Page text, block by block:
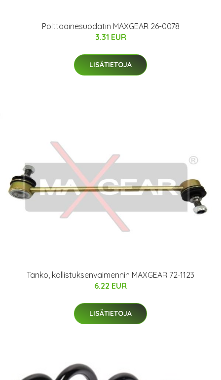
Polttoainesuodatin MAXGEAR 26-0078
3.31 EUR
LISÄTIETOJA
Tanko, kallistuksenvaimennin MAXGEAR 72-1123
6.22 EUR
LISÄTIETOJA